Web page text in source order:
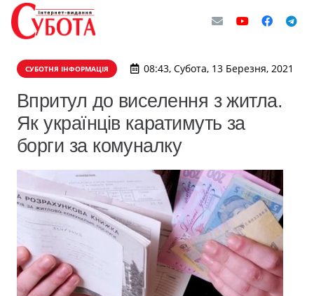
СУБОТНЯ ІНФОРМАЦІЯ 08:43, Субота, 13 Березня, 2021
Впритул до виселення з житла.
Як українців каратимуть за
борги за комуналку